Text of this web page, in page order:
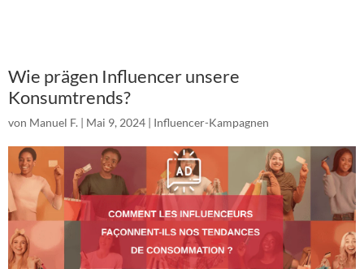
Wie prägen Influencer unsere
Konsumtrends?
von Manuel F. | Mai 9, 2024 | Influencer-Kampagnen